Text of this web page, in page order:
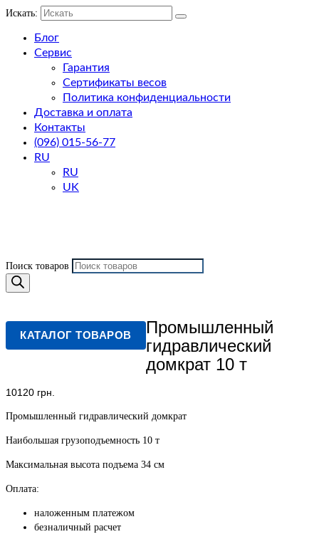
Искать:
Блог
Сервис
Гарантия
Сертификаты весов
Политика конфиденциальности
Доставка и оплата
Контакты
(096) 015-56-77
RU
RU
UK
Поиск товаров
КАТАЛОГ ТОВАРОВ
Промышленный
гидравлический
домкрат 10 т
10120 грн.
Промышленный гидравлический домкрат
Наибольшая грузоподъемность 10 т
Максимальная высота подъема 34 см
Оплата:
наложенным платежом
безналичный расчет